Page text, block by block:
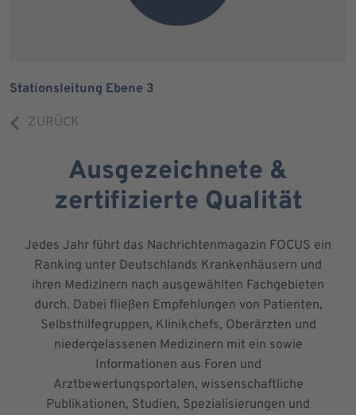
Stationsleitung Ebene 3
ZURÜCK
Ausgezeichnete &
zertifizierte Qualität
Jedes Jahr führt das Nachrichtenmagazin FOCUS ein
Ranking unter Deutschlands Krankenhäusern und
ihren Medizinern nach ausgewählten Fachgebieten
durch. Dabei fließen Empfehlungen von Patienten,
Selbsthilfegruppen, Klinikchefs, Oberärzten und
niedergelassenen Medizinern mit ein sowie
Informationen aus Foren und
Arztbewertungsportalen, wissenschaftliche
Publikationen, Studien, Spezialisierungen und